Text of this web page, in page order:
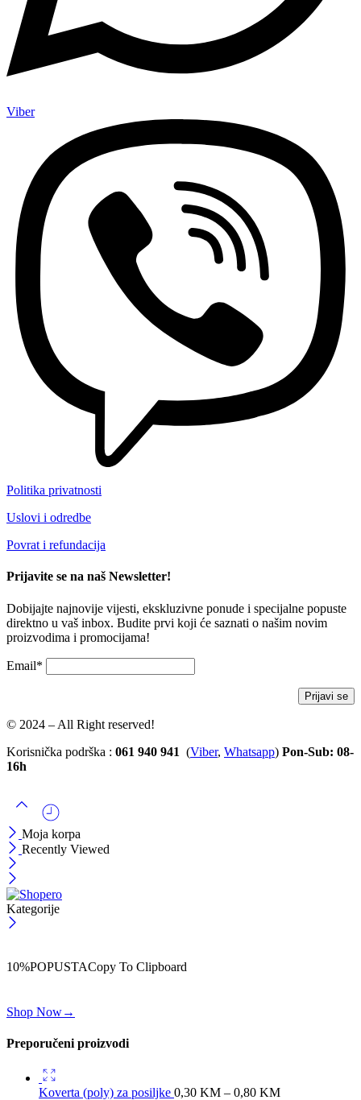
Viber
Politika privatnosti
Uslovi i odredbe
Povrat i refundacija
Prijavite se na naš Newsletter!
Dobijajte najnovije vijesti, ekskluzivne ponude i specijalne popuste
direktno u vaš inbox. Budite prvi koji će saznati o našim novim
proizvodima i promocijama!
Email*
© 2024 – All Right reserved!
Korisnička podrška : 061 940 941 (Viber, Whatsapp) Pon-Sub: 08-
16h
Moja korpa
Recently Viewed
Kategorije
10%POPUSTACopy To Clipboard
Shop Now→
Preporučeni proizvodi
Koverta (poly) za posiljke 0,30 KM – 0,80 KM